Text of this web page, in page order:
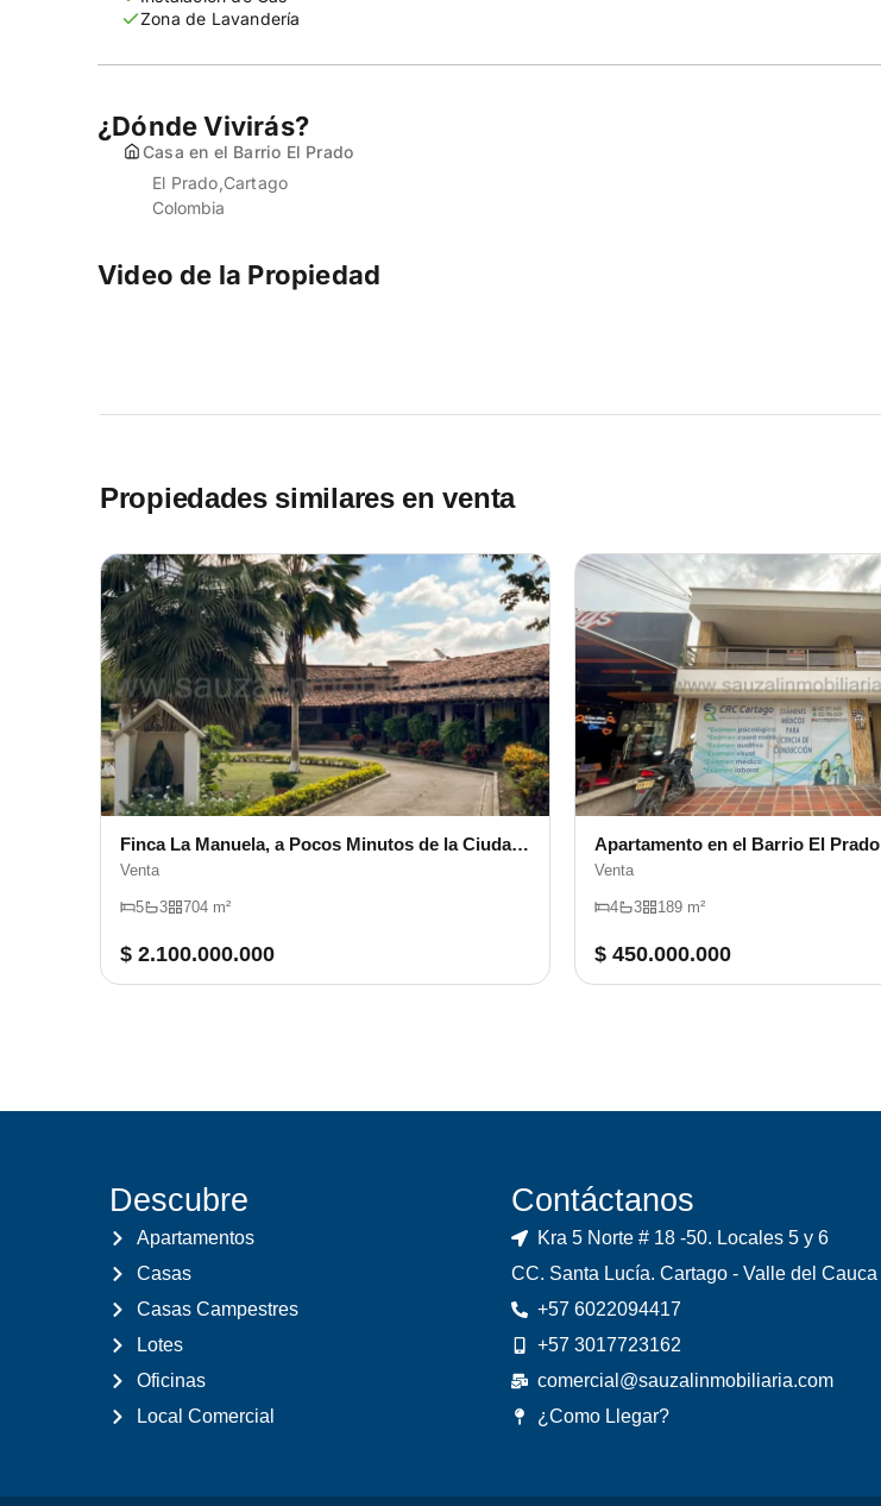
Zona de Lavandería
¿Dónde Vivirás?
Casa en el Barrio El Prado
El Prado Cartago
Colombia
Video de la Propiedad
Propiedades similares en venta
Finca La Manuela, a Pocos Minutos de la Ciudad de Cartago
Venta
5 3 704 m²
$ 2.100.000.000
Apartamento en el Barrio El Prado
Venta
4 3 189 m²
$ 450.000.000
Descubre
Apartamentos
Casas
Casas Campestres
Lotes
Oficinas
Local Comercial
Contáctanos
Kra 5 Norte # 18 -50. Locales 5 y 6
CC. Santa Lucía. Cartago - Valle del Cauca
+57 6022094417
+57 3017723162
comercial@sauzalinmobiliaria.com
¿Como Llegar?